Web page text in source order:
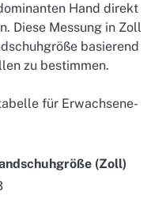
Hand direkt
Diese Messung in Zoll
basierend
zu bestimmen.
für Erwachsene-
(Zoll)